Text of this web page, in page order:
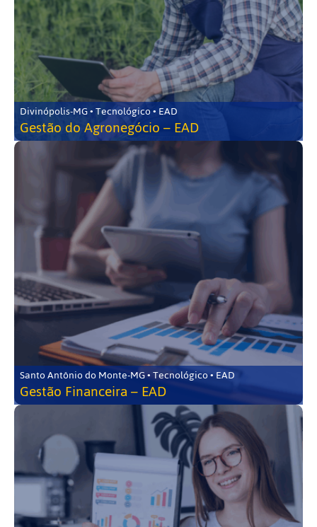
Divinópolis-MG • Tecnológico • EAD
Gestão do Agronegócio – EAD
Santo Antônio do Monte-MG • Tecnológico • EAD
Gestão Financeira – EAD